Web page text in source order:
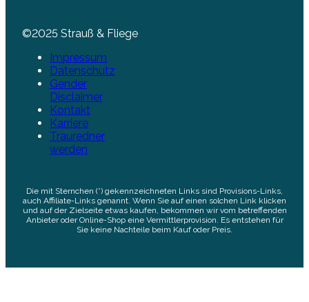
©2025 Strauß & Fliege
Impressum
Datenschutz
Gender
Disclaimer
Kontakt
Karriere
Trauredner
werden
Die mit Sternchen (*) gekennzeichneten Links sind Provisions-Links,
auch Affiliate-Links genannt. Wenn Sie auf einen solchen Link klicken
und auf der Zielseite etwas kaufen, bekommen wir vom betreffenden
Anbieter oder Online-Shop eine Vermittlerprovision. Es entstehen für
Sie keine Nachteile beim Kauf oder Preis.